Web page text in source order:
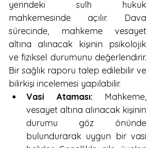
yerindeki sulh hukuk
mahkemesinde açılır. Dava
sürecinde, mahkeme vesayet
altına alınacak kişinin psikolojik
ve fiziksel durumunu değerlendirir.
Bir sağlık raporu talep edilebilir ve
bilirkişi incelemesi yapılabilir.
Vasi Ataması: Mahkeme,
vesayet altına alınacak kişinin
durumu göz önünde
bulundurarak uygun bir vasi